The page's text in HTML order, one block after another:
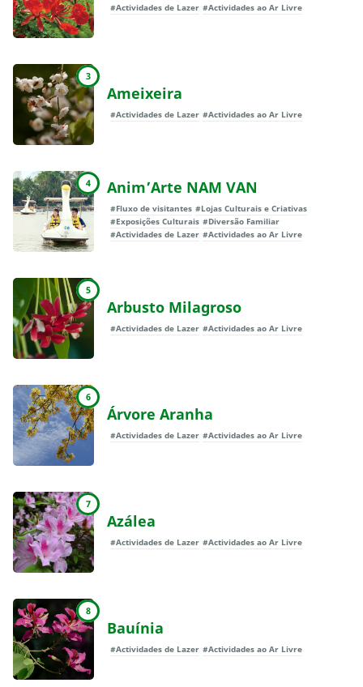
#Actividades de Lazer #Actividades ao Ar Livre
3
Ameixeira
#Actividades de Lazer #Actividades ao Ar Livre
4 Anim’Arte NAM VAN
#Fluxo de visitantes #Lojas Culturais e Criativas
#Exposições Culturais #Diversão Familiar
#Actividades de Lazer #Actividades ao Ar Livre
5
Arbusto Milagroso
#Actividades de Lazer #Actividades ao Ar Livre
6
Árvore Aranha
#Actividades de Lazer #Actividades ao Ar Livre
7
Azálea
#Actividades de Lazer #Actividades ao Ar Livre
8
Bauínia
#Actividades de Lazer #Actividades ao Ar Livre